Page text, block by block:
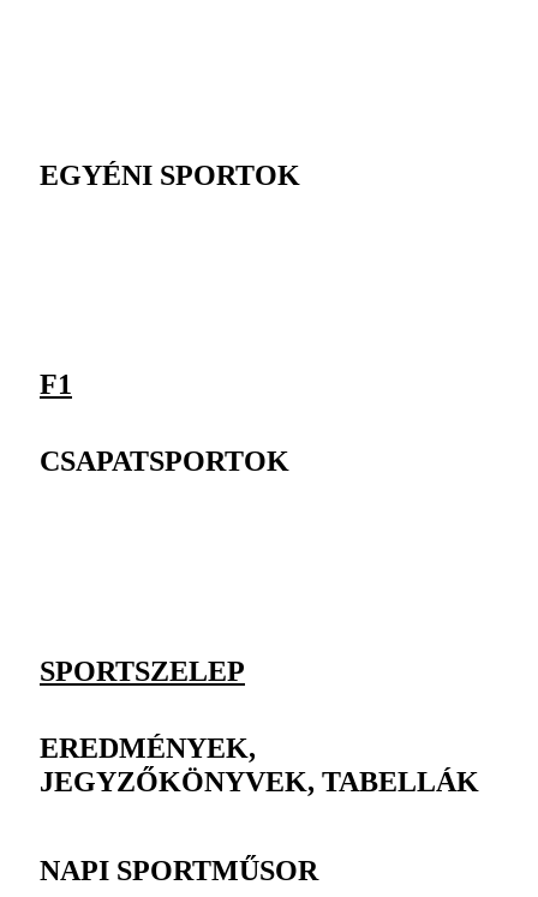
EGYÉNI SPORTOK
F1
CSAPATSPORTOK
SPORTSZELEP
EREDMÉNYEK,
JEGYZŐKÖNYVEK, TABELLÁK
NAPI SPORTMŰSOR